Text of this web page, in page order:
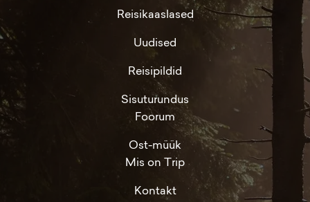
Reisikaaslased
Uudised
Reisipildid
Sisuturundus
Foorum
Ost-müük
Mis on Trip
Kontakt